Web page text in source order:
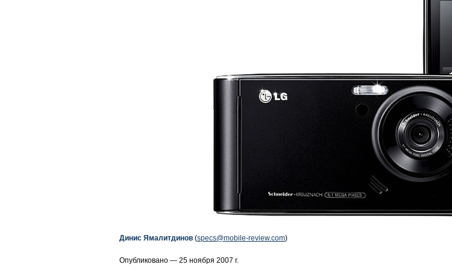
Динис Ямалитдинов (specs@mobile-review.com)
Опубликовано — 25 ноября 2007 г.